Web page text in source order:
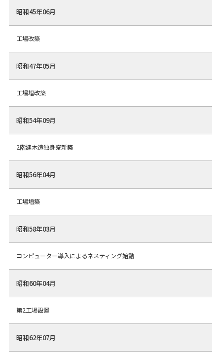
昭和45年06月
工場改築
昭和47年05月
工場増改築
昭和54年09月
2階建木造独身寮新築
昭和56年04月
工場増築
昭和58年03月
コンピューター導入によるネスティング始動
昭和60年04月
第2工場設置
昭和62年07月